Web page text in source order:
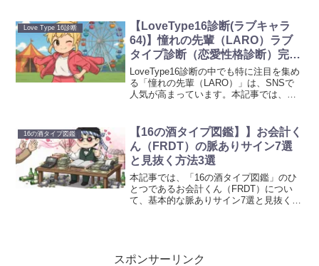
言動が気になり、「これって脈あり？」
と迷っている方は、相手の本音を見極め
るチェックポイントをぜひ確認してみて
ください。
Love Type 16診断
【LoveType16診断(ラブキャラ
64)】憧れの先輩（LARO）ラブ
タイプ診断（恋愛性格診断）完全
ガイド
LoveType16診断の中でも特に注目を集め
る「憧れの先輩（LARO）」は、SNSで
人気が高まっています。本記事では、憧
事の向き不向きまでを整理して詳しく解
説しています。ぜひ参考にして頂ければ
幸いです。
16の酒タイプ図鑑
【16の酒タイプ図鑑】】お会計く
ん（FRDT）の脈ありサイン7選
と見抜く方法3選
本記事では、「16の酒タイプ図鑑」のひ
とつであるお会計くん（FRDT）につい
て、基本的な脈ありサイン7選と見抜く方
認してみてください。
スポンサーリンク